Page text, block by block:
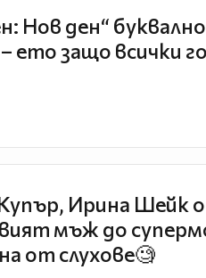
Нов ден“
ето защо всички
Ирина Шейк
мъж до
от слухове🧐